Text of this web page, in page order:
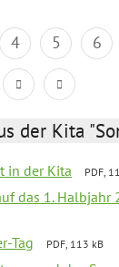
4 5 6
der Kita
in der Kita PDF,
das 1. Halbjahr
Tag PDF, 113 kB